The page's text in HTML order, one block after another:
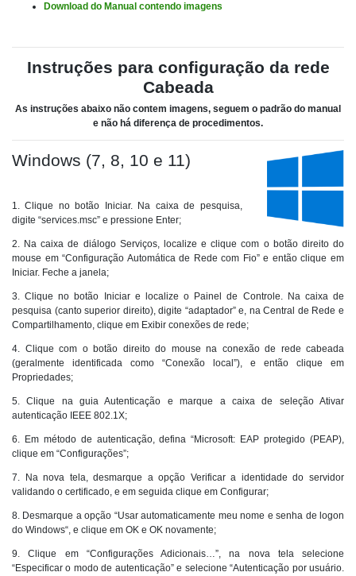
Download do Manual contendo imagens
Instruções para configuração da rede
Cabeada
As instruções abaixo não contem imagens, seguem o padrão do manual
e não há diferença de procedimentos.
Windows (7, 8, 10 e 11)
1. Clique no botão Iniciar. Na caixa de pesquisa,
digite “services.msc” e pressione Enter;
2. Na caixa de diálogo Serviços, localize e clique com o botão direito do
mouse em “Configuração Automática de Rede com Fio” e então clique em
Iniciar. Feche a janela;
3. Clique no botão Iniciar e localize o Painel de Controle. Na caixa de
pesquisa (canto superior direito), digite “adaptador” e, na Central de Rede e
Compartilhamento, clique em Exibir conexões de rede;
4. Clique com o botão direito do mouse na conexão de rede cabeada
(geralmente identificada como “Conexão local”), e então clique em
Propriedades;
5. Clique na guia Autenticação e marque a caixa de seleção Ativar
autenticação IEEE 802.1X;
6. Em método de autenticação, defina “Microsoft: EAP protegido (PEAP),
clique em “Configurações”;
7. Na nova tela, desmarque a opção Verificar a identidade do servidor
validando o certificado, e em seguida clique em Configurar;
8. Desmarque a opção “Usar automaticamente meu nome e senha de logon
do Windows“, e clique em OK e OK novamente;
9. Clique em “Configurações Adicionais…”, na nova tela selecione
“Especificar o modo de autenticação” e selecione “Autenticação por usuário.